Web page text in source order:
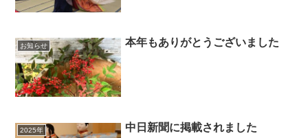
お知らせ 本年もありがとうございました
2025年 中日新聞に掲載されました